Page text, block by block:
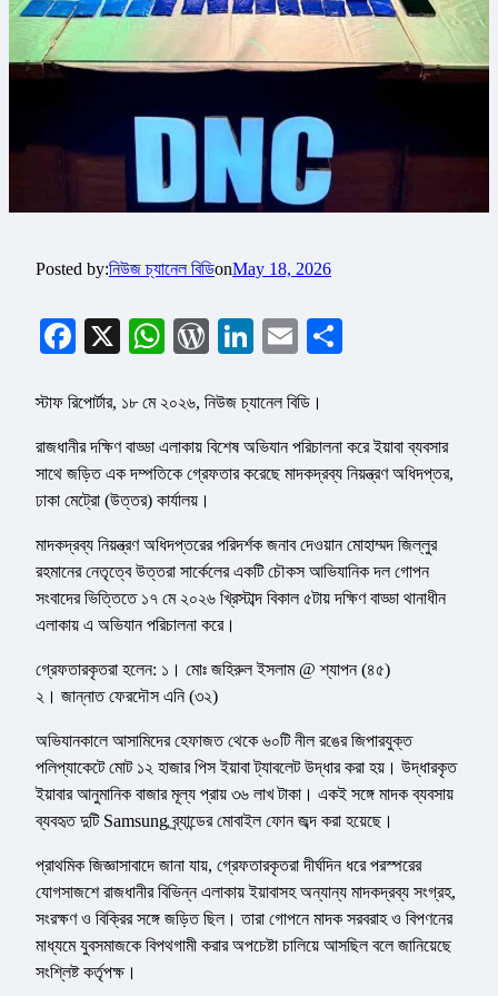
Posted by:নিউজ চ্যানেল বিডিonMay 18, 2026
Facebook
X WhatsApp
WordPress
LinkedIn
Email
স্টাফ রিপোর্টার, ১৮ মে ২০২৬, নিউজ চ্যানেল বিডি।
রাজধানীর দক্ষিণ বাড্ডা এলাকায় বিশেষ অভিযান পরিচালনা করে ইয়াবা ব্যবসার
সাথে জড়িত এক দম্পতিকে গ্রেফতার করেছে মাদকদ্রব্য নিয়ন্ত্রণ অধিদপ্তর,
ঢাকা মেট্রো (উত্তর) কার্যালয়।
মাদকদ্রব্য নিয়ন্ত্রণ অধিদপ্তরের পরিদর্শক জনাব দেওয়ান মোহাম্মদ জিল্লুর
রহমানের নেতৃত্বে উত্তরা সার্কেলের একটি চৌকস আভিযানিক দল গোপন
সংবাদের ভিত্তিতে ১৭ মে ২০২৬ খ্রিস্টাব্দ বিকাল ৫টায় দক্ষিণ বাড্ডা থানাধীন
এলাকায় এ অভিযান পরিচালনা করে।
গ্রেফতারকৃতরা হলেন: ১। মোঃ জহিরুল ইসলাম @ শ্যাপন (৪৫)
২। জান্নাত ফেরদৌস এনি (৩২)
অভিযানকালে আসামিদের হেফাজত থেকে ৬০টি নীল রঙের জিপারযুক্ত
পলিপ্যাকেটে মোট ১২ হাজার পিস ইয়াবা ট্যাবলেট উদ্ধার করা হয়। উদ্ধারকৃত
ইয়াবার আনুমানিক বাজার মূল্য প্রায় ৩৬ লাখ টাকা। একই সঙ্গে মাদক ব্যবসায়
ব্যবহৃত দুটি Samsung ব্র্যান্ডের মোবাইল ফোন জব্দ করা হয়েছে।
প্রাথমিক জিজ্ঞাসাবাদে জানা যায়, গ্রেফতারকৃতরা দীর্ঘদিন ধরে পরস্পরের
যোগসাজশে রাজধানীর বিভিন্ন এলাকায় ইয়াবাসহ অন্যান্য মাদকদ্রব্য সংগ্রহ,
সংরক্ষণ ও বিক্রির সঙ্গে জড়িত ছিল। তারা গোপনে মাদক সরবরাহ ও বিপণনের
মাধ্যমে যুবসমাজকে বিপথগামী করার অপচেষ্টা চালিয়ে আসছিল বলে জানিয়েছে
সংশ্লিষ্ট কর্তৃপক্ষ।